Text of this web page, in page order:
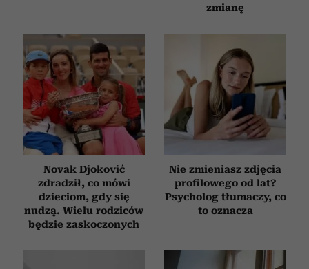
zmianę
Novak Djoković
zdradził, co mówi
dzieciom, gdy się
nudzą. Wielu rodziców
będzie zaskoczonych
Nie zmieniasz zdjęcia
profilowego od lat?
Psycholog tłumaczy, co
to oznacza